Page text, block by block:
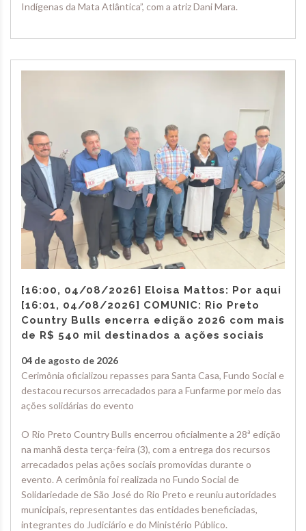
Indígenas da Mata Atlântica”, com a atriz Dani Mara.
[16:00, 04/08/2026] Eloisa Mattos: Por aqui
[16:01, 04/08/2026] COMUNIC: Rio Preto
Country Bulls encerra edição 2026 com mais
de R$ 540 mil destinados a ações sociais
04 de agosto de 2026
Cerimônia oficializou repasses para Santa Casa, Fundo Social e
destacou recursos arrecadados para a Funfarme por meio das
ações solidárias do evento
O Rio Preto Country Bulls encerrou oficialmente a 28ª edição
na manhã desta terça-feira (3), com a entrega dos recursos
arrecadados pelas ações sociais promovidas durante o
evento. A cerimônia foi realizada no Fundo Social de
Solidariedade de São José do Rio Preto e reuniu autoridades
municipais, representantes das entidades beneficiadas,
integrantes do Judiciário e do Ministério Público.